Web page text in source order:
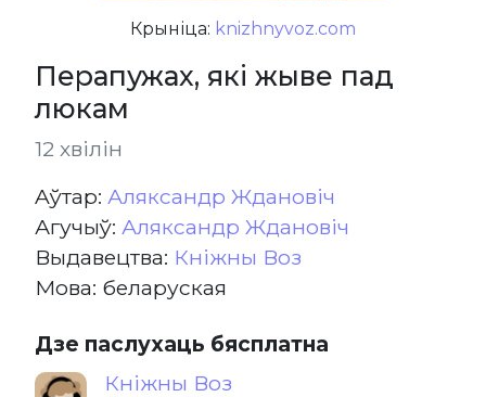
Крыніца: knizhnyvoz.com
Перапужах, які жыве пад
люкам
12 хвілін
Aўтар: Аляксандр Ждановіч
Агучыў: Аляксандр Ждановіч
Выдавецтва: Кніжны Воз
Мова: беларуская
Дзе паслухаць бясплатна
Кніжны Воз